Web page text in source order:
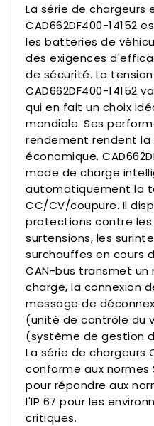
La série de chargeurs
CAD662DF400-14152
les batteries de
des exigences
de sécurité. La
CAD662DF400-14152
qui en fait un choix
mondiale. Ses
rendement rendent la
économique.
mode de charge
automatiquement la
CC/CV/coupure. Il
protections contre
surtensions, les
surchauffes en cours
CAN-bus transmet un
charge, la connexion
message de
(unité de contrôle du
(système de gestion
La série de chargeurs
conforme aux normes
pour répondre aux
l'IP 67 pour les
critiques.